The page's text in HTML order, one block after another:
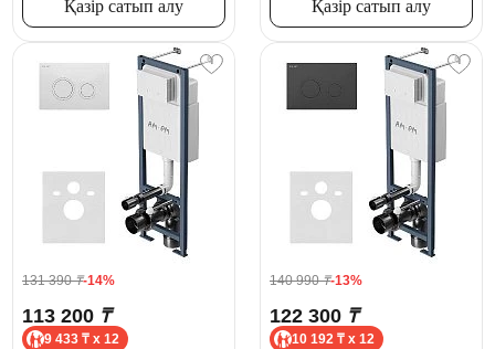
Қазір сатып алу Қазір сатып алу
131 390₸-14%
113 200 ₸
9 433 ₸ x 12
140 990₸-13%
122 300 ₸
10 192 ₸ x 12